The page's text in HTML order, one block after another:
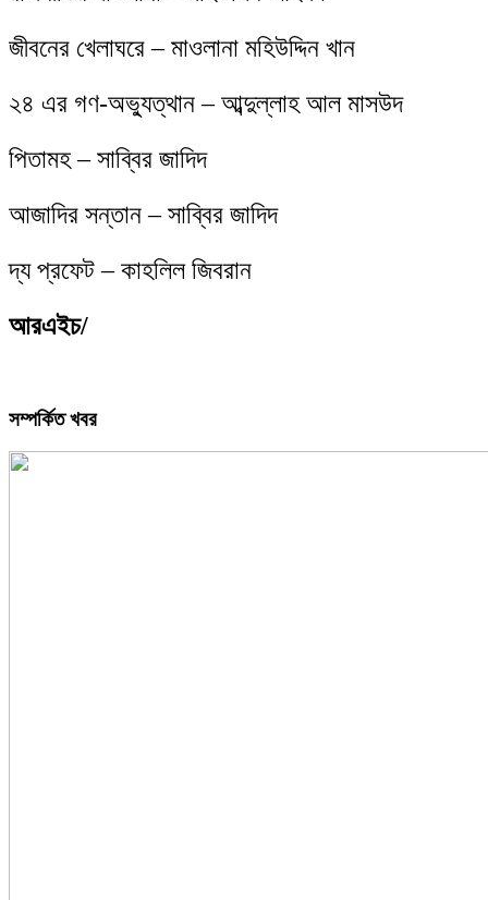
জীবনের খেলাঘরে – মাওলানা মহিউদ্দিন খান
২৪ এর গণ-অভ্যুত্থান – আব্দুল্লাহ আল মাসউদ
পিতামহ – সাব্বির জাদিদ
আজাদির সন্তান – সাব্বির জাদিদ
দ্য প্রফেট – কাহলিল জিবরান
আরএইচ/
সম্পর্কিত খবর